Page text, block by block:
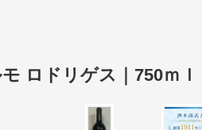
ロドリゲス｜750ｍｌ